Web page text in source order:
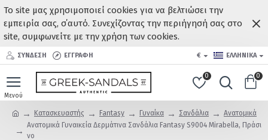
Το site μας χρησιμοποιεί cookies για να βελτιώσει την
εμπειρία σας, σ΄αυτό. Συνεχίζοντας την περιήγησή σας στο
site, συμφωνείτε με την χρήση των cookies.
ΣΥΝΔΕΣΗ ΕΓΓΡΑΦΗ € ΕΛΛΗΝΙΚΆ
0 0
Κατασκευαστής Fantasy Γυναίκα Σανδάλια
Ανατομικά
Ανατομικά Γυναικεία Δερμάτινα Σανδάλια Fantasy S9004 Mirabella, Πράσι
νο